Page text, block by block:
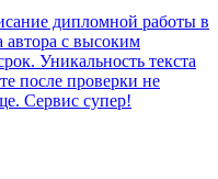
дипломной работы в
автора с высоким
Уникальность текста
после проверки не
Сервис супер!